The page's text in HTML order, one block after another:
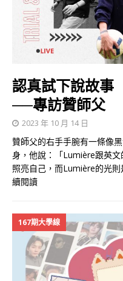
認真試下說故
──專訪贊師父
2023 年 10 月 14 日
贊師父的右手手腕有一條像
身，他說：「Lumière跟英
照亮自己，而Lumière的光
續閱讀
167期大學線